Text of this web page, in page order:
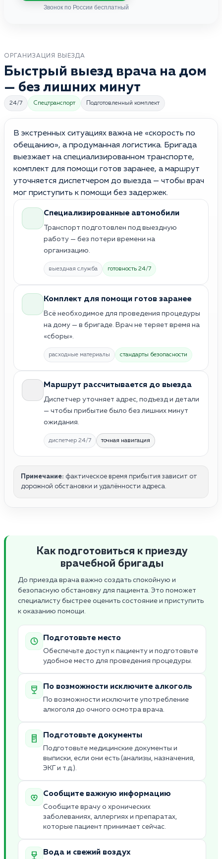
Звонок по России бесплатный
ОРГАНИЗАЦИЯ ВЫЕЗДА
Быстрый выезд врача на дом
— без лишних минут
24/7 Спецтранспорт Подготовленный комплект
В экстренных ситуациях важна не «скорость по
обещанию», а продуманная логистика. Бригада
выезжает на специализированном транспорте,
комплект для помощи готов заранее, а маршрут
уточняется диспетчером до выезда — чтобы врач
мог приступить к помощи без задержек.
Специализированные автомобили
Транспорт подготовлен под выездную
работу — без потери времени на
организацию.
выездная служба готовность 24/7
Комплект для помощи готов заранее
Всё необходимое для проведения процедуры
на дому — в бригаде. Врач не теряет время на
«сборы».
расходные материалы стандарты безопасности
Маршрут рассчитывается до выезда
Диспетчер уточняет адрес, подъезд и детали
— чтобы прибытие было без лишних минут
ожидания.
диспетчер 24/7 точная навигация
Примечание: фактическое время прибытия зависит от
дорожной обстановки и удалённости адреса.
Как подготовиться к приезду
врачебной бригады
До приезда врача важно создать спокойную и
безопасную обстановку для пациента. Это поможет
специалисту быстрее оценить состояние и приступить
к оказанию помощи.
Подготовьте место
Обеспечьте доступ к пациенту и подготовьте
удобное место для проведения процедуры.
По возможности исключите алкоголь
По возможности исключите употребление
алкоголя до очного осмотра врача.
Подготовьте документы
Подготовьте медицинские документы и
выписки, если они есть (анализы, назначения,
ЭКГ и т.д.).
Сообщите важную информацию
Сообщите врачу о хронических
заболеваниях, аллергиях и препаратах,
которые пациент принимает сейчас.
Вода и свежий воздух